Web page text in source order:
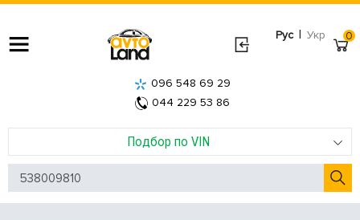
Рус | Укр
Подбор по VIN
096 548 69 29
044 229 53 86
0